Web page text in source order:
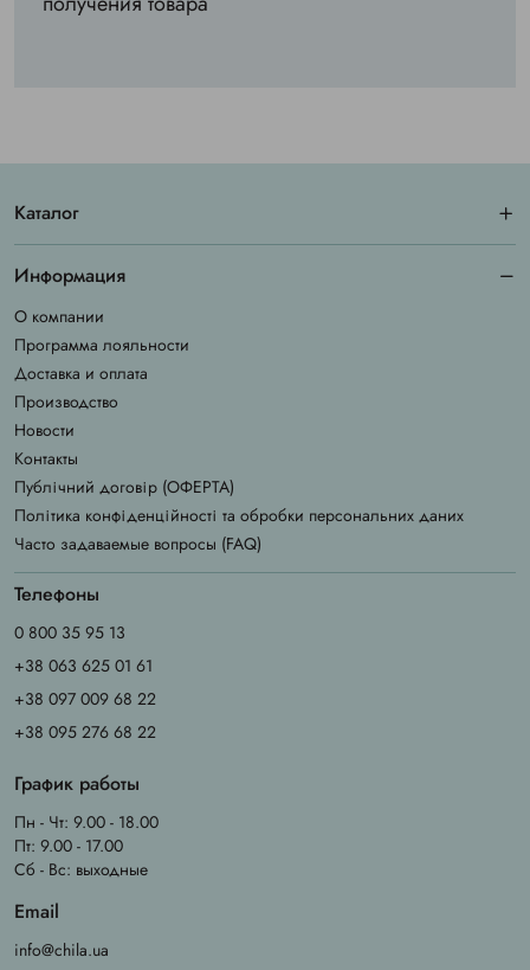
Каталог
Информация
О компании
Программа лояльности
Доставка и оплата
Производство
Новости
Контакты
Публічний договір (ОФЕРТА)
Політика конфіденційності та обробки персональних даних
Часто задаваемые вопросы (FAQ)
Телефоны
0 800 35 95 13
+38 063 625 01 61
+38 097 009 68 22
+38 095 276 68 22
График работы
Пн - Чт: 9.00 - 18.00
Пт: 9.00 - 17.00
Сб - Вс: выходные
Email
info@chila.ua